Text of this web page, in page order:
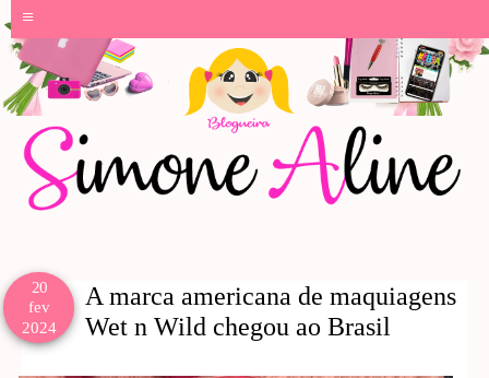
≡
20
fev
2024
A marca americana de maquiagens
Wet n Wild chegou ao Brasil